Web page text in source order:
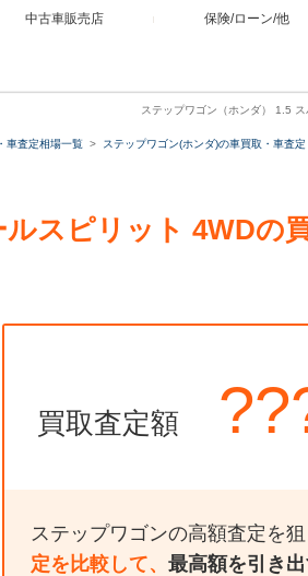
中古車販売店 保険/ローン/他
ステップワゴン（ホンダ） 1.5
車査定相場一覧
ステップワゴン(ホンダ)の車買取・車査定
スピリット 4WDの
買取査定額
ステップワゴンの高額査定を狙
定を比較して、 最高額を引き